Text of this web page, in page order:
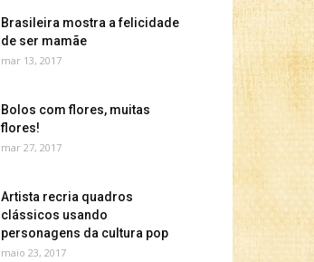
Brasileira mostra a felicidade
de ser mamãe
mar 13, 2017
Bolos com flores, muitas
flores!
mar 27, 2017
Artista recria quadros
clássicos usando
personagens da cultura pop
maio 23, 2017